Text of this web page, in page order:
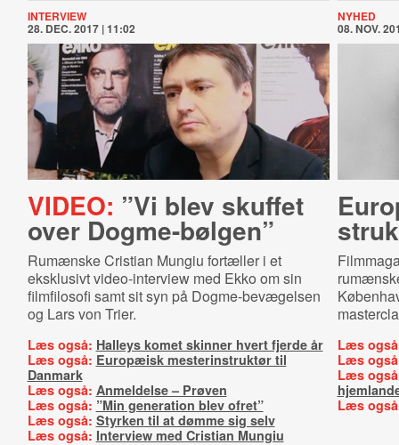
INTERVIEW
28. DEC. 2017 | 11:02
VIDEO: ”Vi blev skuffet
over Dogme-bølgen”
Rumænske Cristian Mungiu fortæller i et
eksklusivt video-interview med Ekko om sin
filmfilosofi samt sit syn på Dogme-bevægelsen
og Lars von Trier.
Læs også: Halleys komet skinner hvert fjerde år
Læs også: Europæisk mesterinstruktør til
Danmark
Læs også: Anmeldelse – Prøven
Læs også: ”Min generation blev ofret”
Læs også: Styrken til at dømme sig selv
Læs også: Interview med Cristian Mungiu
NYHED
08. NOV.
Læs
Læs
Læs
Læs